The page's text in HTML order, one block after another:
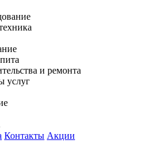
и ремонта
услуг
Контакты Акции